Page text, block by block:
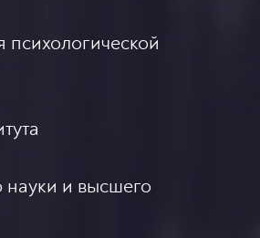
психологической
и высшего